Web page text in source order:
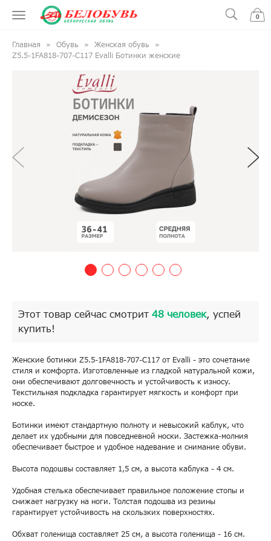
0
Главная Обувь
Женская обувь
Z5.5-1FA818-707-C117 Evalli Ботинки женские
Этот товар сейчас смотрит 48 человек, успей
купить!
Женские ботинки Z5.5-1FA818-707-C117 от Evalli - это сочетание
стиля и комфорта. Изготовленные из гладкой натуральной кожи,
они обеспечивают долговечность и устойчивость к износу.
Текстильная подкладка гарантирует мягкость и комфорт при
носке.
Ботинки имеют стандартную полноту и невысокий каблук, что
делает их удобными для повседневной носки. Застежка-молния
обеспечивает быстрое и удобное надевание и снимание обуви.
Высота подошвы составляет 1,5 см, а высота каблука - 4 см.
Удобная стелька обеспечивает правильное положение стопы и
снижает нагрузку на ноги. Толстая подошва из резины
гарантирует устойчивость на скользких поверхностях.
Обхват голенища составляет 25 см, а высота голенища - 16 см.